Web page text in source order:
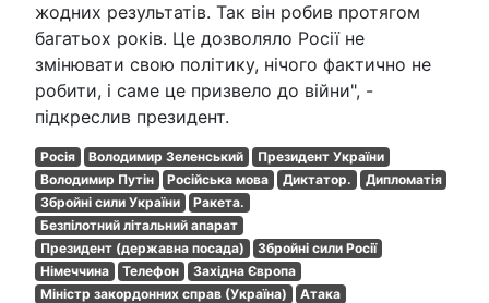
жодних результатів. Так він робив протягом
багатьох років. Це дозволяло Росії не
змінювати свою політику, нічого фактично не
робити, і саме це призвело до війни", -
підкреслив президент.
Росія Володимир Зеленський
Президент України
Володимир Путін
Російська мова Диктатор.
Дипломатія
Збройні сили України
Ракета.
Безпілотний літальний апарат
Президент (державна посада)
Збройні сили Росії
Німеччина
Телефон
Західна Європа
Міністр закордонних справ (Україна)
Атака